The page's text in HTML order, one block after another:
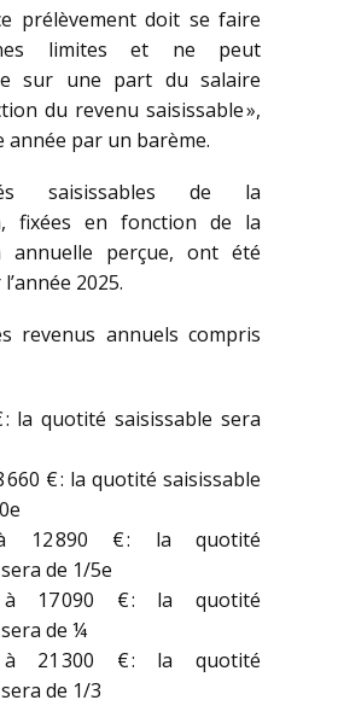
prélèvement doit se faire
limites et ne peut
sur une part du salaire
du revenu saisissable »,
année par un barème.
saisissables de la
fixées en fonction de la
annuelle perçue, ont été
2025.
revenus annuels compris
: la quotité saisissable sera
660 € : la quotité saisissable
à 12 890 € : la quotité
de 1/5e
à 17 090 € : la quotité
de ¼
à 21 300 € : la quotité
de 1/3